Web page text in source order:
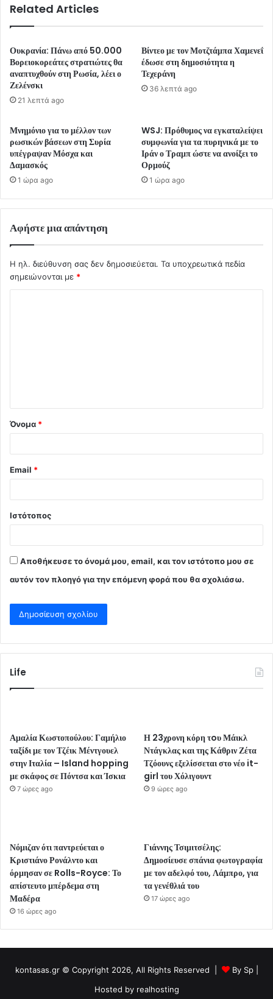
Related Articles
Ουκρανία: Πάνω από 50.000
Βορειοκορεάτες στρατιώτες θα
αναπτυχθούν στη Ρωσία, λέει ο
Ζελένσκι
21 λεπτά ago
Βίντεο με τον Μοτζτάμπα Χαμενεΐ
έδωσε στη δημοσιότητα η
Τεχεράνη
36 λεπτά ago
Μνημόνιο για το μέλλον των
ρωσικών βάσεων στη Συρία
υπέγραψαν Μόσχα και
Δαμασκός
1 ώρα ago
WSJ: Πρόθυμος να εγκαταλείψει
συμφωνία για τα πυρηνικά με το
Ιράν ο Τραμπ ώστε να ανοίξει το
Ορμούζ
1 ώρα ago
Αφήστε μια απάντηση
Η ηλ. διεύθυνση σας δεν δημοσιεύεται. Τα υποχρεωτικά πεδία
σημειώνονται με *
*
Όνομα *
Email *
Ιστότοπος
Αποθήκευσε το όνομά μου, email, και τον ιστότοπο μου σε
αυτόν τον πλοηγό για την επόμενη φορά που θα σχολιάσω.
Life
Αμαλία Κωστοπούλου: Γαμήλιο
ταξίδι με τον Τζέικ Μέντγουελ
στην Ιταλία – Island hopping
με σκάφος σε Πόντσα και Ίσκια
7 ώρες ago
Η 23χρονη κόρη τoυ Μάικλ
Ντάγκλας και της Κάθριν Ζέτα
Τζόουνς εξελίσσεται στο νέο it-
girl του Χόλιγουντ
9 ώρες ago
Νόμιζαν ότι παντρεύεται ο
Κριστιάνο Ρονάλντο και
όρμησαν σε Rolls-Royce: Το
απίστευτο μπέρδεμα στη
Μαδέρα
16 ώρες ago
Γιάννης Τσιμιτσέλης:
Δημοσίευσε σπάνια φωτογραφία
με τον αδελφό του, Λάμπρο, για
τα γενέθλιά του
17 ώρες ago
kontasas.gr © Copyright 2026, All Rights Reserved | By Sp
Hosted by realhosting